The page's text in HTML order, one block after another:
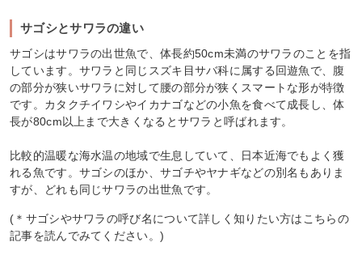
サゴシとサワラの違い
サゴシはサワラの出世魚で、体長約50cm未満のサワラのことを指
しています。サワラと同じスズキ目サバ科に属する回遊魚で、腹
の部分が狭いサワラに対して腰の部分が狭くスマートな形が特徴
です。カタクチイワシやイカナゴなどの小魚を食べて成長し、体
長が80cm以上まで大きくなるとサワラと呼ばれます。
比較的温暖な海水温の地域で生息していて、日本近海でもよく獲
れる魚です。サゴシのほか、サゴチやヤナギなどの別名もありま
すが、どれも同じサワラの出世魚です。
(＊サゴシやサワラの呼び名について詳しく知りたい方はこちらの
記事を読んでみてください。)